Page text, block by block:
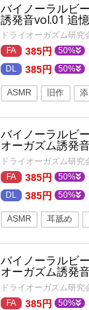
フォーリーサウンド
バイノーラル オ
バイノーラルビ
誘発音vol.01 追
ドライオーガズム研究
385円 50%
385円 50%
ASMR 旧作
バイノーラル・ダミヘ
メスイキ バイノー
キス フォーリーサ
バイノーラルビ
オーガズム誘発
を伴う儀式
ドライオーガズム研究
385円 50%
385円 50%
ASMR 耳舐め
男の潮吹き 性転
フォーリーサウンド
アナル メスイキ
バイノーラルビ
オーガズム誘発
ックトランス
ドライオーガズム研究
385円 50%